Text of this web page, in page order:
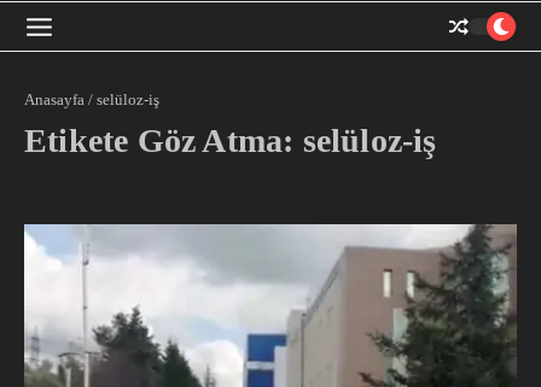
Anasayfa / selüloz-iş
Etikete Göz Atma: selüloz-iş